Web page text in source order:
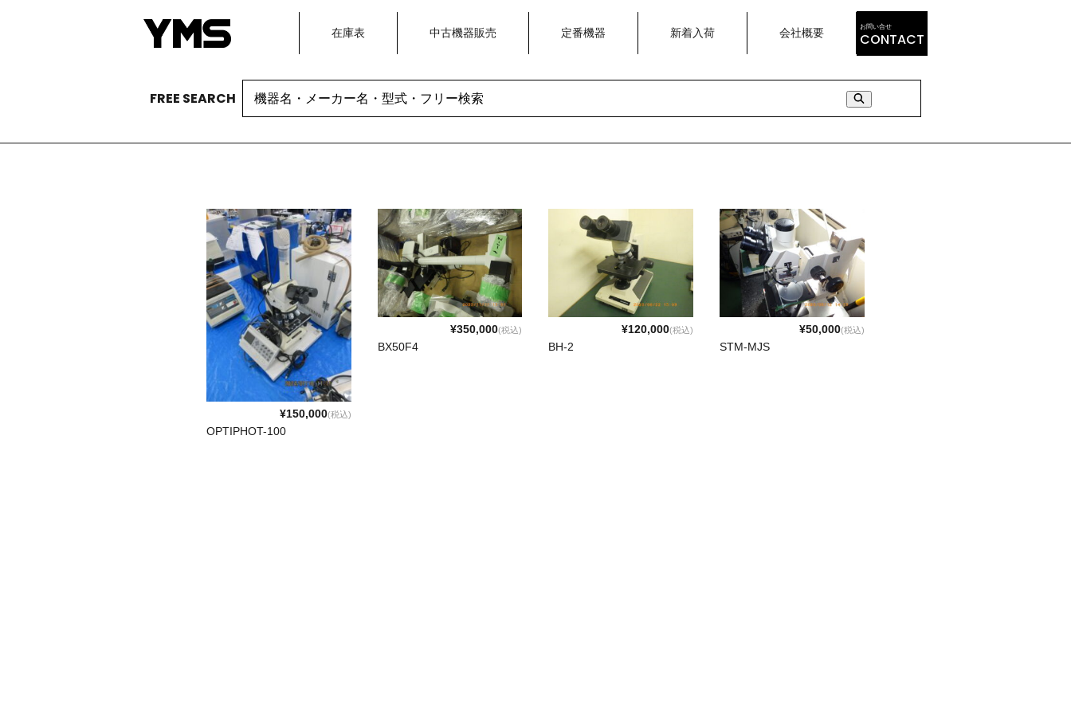
在庫表 中古機器販売 定番機器 新着入荷 会社概要 お問い合せ
CONTACT
FREE SEARCH
Search
for:
¥150,000(税込)
OPTIPHOT-100
¥350,000(税込)
BX50F4
¥120,000(税込)
BH-2
¥50,000(税込)
STM-MJS